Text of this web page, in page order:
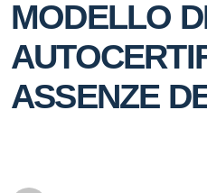
MODELLO
ASSENZE